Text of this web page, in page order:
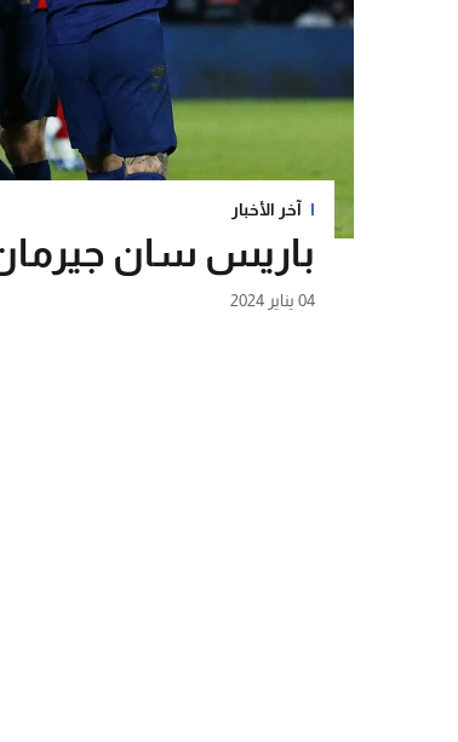
آخر الأخبار
باريس سان
04 يناير 2024